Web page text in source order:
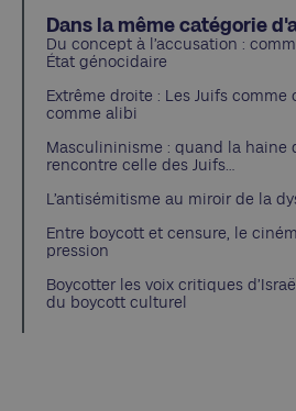
Dans la même catégorie
Du concept à l’accusation :
État génocidaire
Extrême droite : Les Juifs comme
comme alibi
Masculininisme : quand la haine
rencontre celle des Juifs…
L’antisémitisme au miroir de la
Entre boycott et censure, le
pression
Boycotter les voix critiques
du boycott culturel